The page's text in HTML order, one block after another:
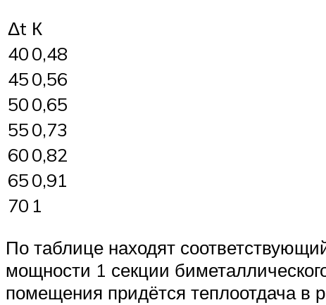
Δt К
400,48
450,56
500,65
550,73
600,82
650,91
70 1
По таблице находят
мощности 1 секции
помещения придётся теплоотдача в